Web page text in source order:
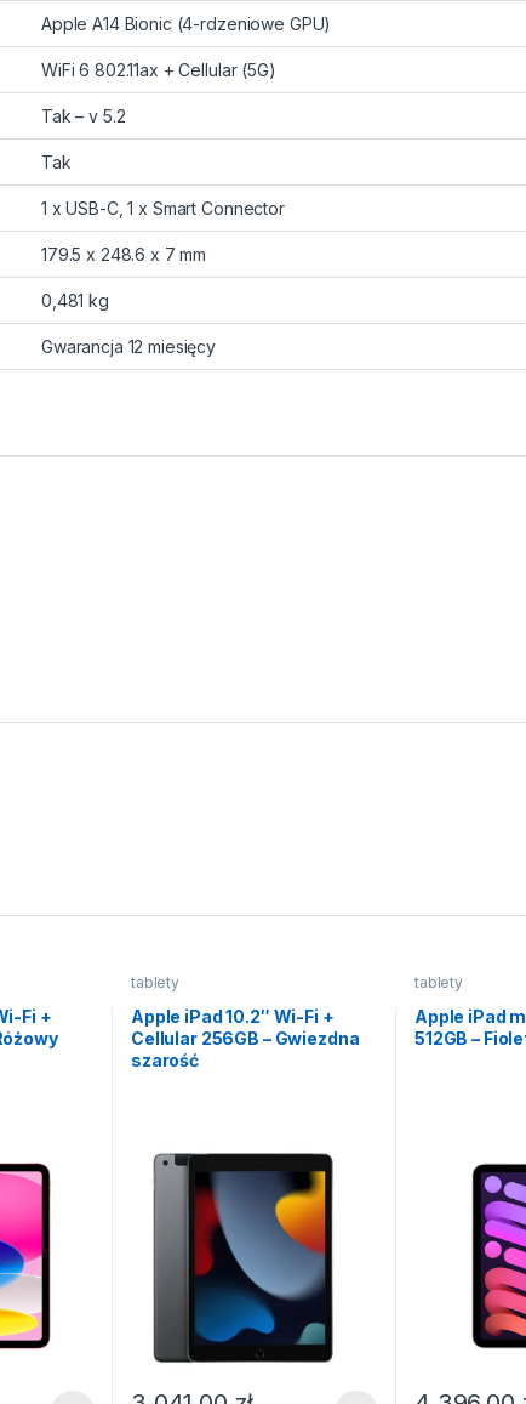
Apple A14 Bionic (4-rdzeniowe GPU)
WiFi 6 802.11ax + Cellular (5G)
Tak – v 5.2
Tak
1 x USB-C, 1 x Smart Connector
179.5 x 248.6 x 7 mm
0,481 kg
Gwarancja 12 miesięcy
Fi +
tablety
Apple iPad 10.2″ Wi-Fi +
Cellular 256GB – Gwiezdna
szarość
tablety
Apple iPad
512GB –